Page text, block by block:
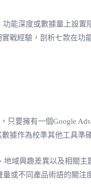
能深度或數據量上設
戰經驗，剖析七款在
要擁有一個Google
據作為校準其他工具準
域興趣差異以及相關
或不同產品術語的關注